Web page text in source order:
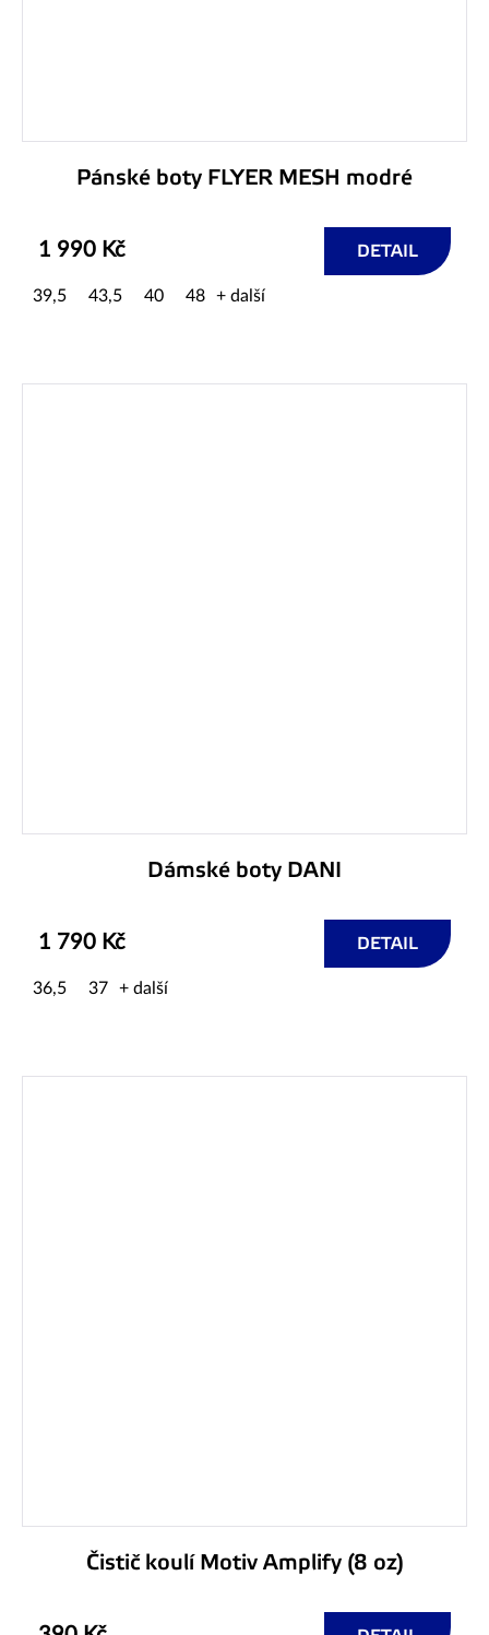
Pánské boty FLYER MESH modré
1 990 Kč DETAIL
39,5 43,5 40 48 + další
Dámské boty DANI
1 790 Kč DETAIL
36,5 37 + další
Čistič koulí Motiv Amplify (8 oz)